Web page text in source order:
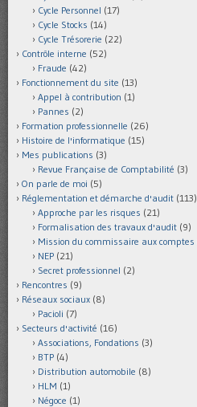
Cycle Personnel (17)
Cycle Stocks (14)
Cycle Trésorerie (22)
Contrôle interne (52)
Fraude (42)
Fonctionnement du site (13)
Appel à contribution (1)
Pannes (2)
Formation professionnelle (26)
Histoire de l'informatique (15)
Mes publications (3)
Revue Française de Comptabilité (3)
On parle de moi (5)
Réglementation et démarche d'audit (113)
Approche par les risques (21)
Formalisation des travaux d'audit (9)
Mission du commissaire aux comptes
NEP (21)
Secret professionnel (2)
Rencontres (9)
Réseaux sociaux (8)
Pacioli (7)
Secteurs d'activité (16)
Associations, Fondations (3)
BTP (4)
Distribution automobile (8)
HLM (1)
Négoce (1)